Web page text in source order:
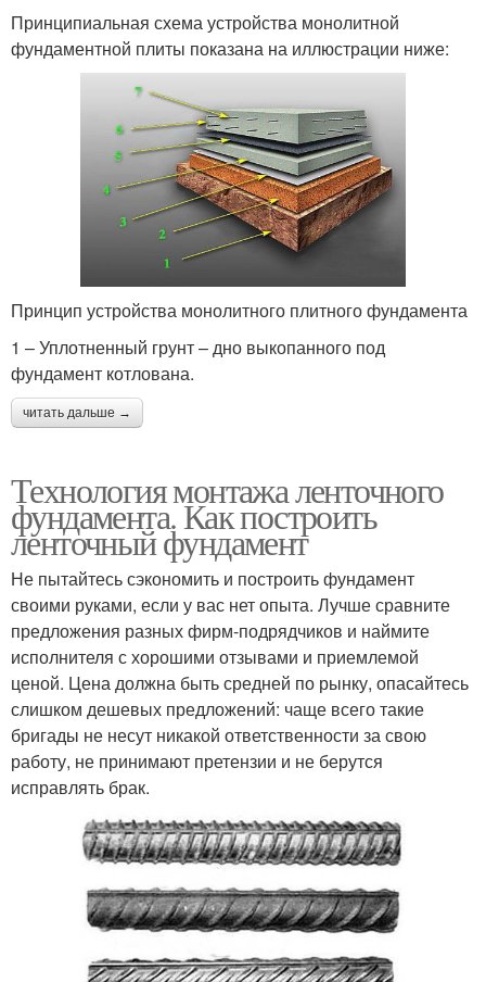
Принципиальная схема устройства монолитной
фундаментной плиты показана на иллюстрации ниже:
Принцип устройства монолитного плитного фундамента
1 – Уплотненный грунт – дно выкопанного под
фундамент котлована.
читать дальше →
Технология монтажа ленточного
фундамента. Как построить
ленточный фундамент
Не пытайтесь сэкономить и построить фундамент
своими руками, если у вас нет опыта. Лучше сравните
предложения разных фирм-подрядчиков и наймите
исполнителя с хорошими отзывами и приемлемой
ценой. Цена должна быть средней по рынку, опасайтесь
слишком дешевых предложений: чаще всего такие
бригады не несут никакой ответственности за свою
работу, не принимают претензии и не берутся
исправлять брак.